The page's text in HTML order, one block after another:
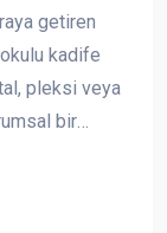
getiren
kadife
pleksi veya
bir
değerli